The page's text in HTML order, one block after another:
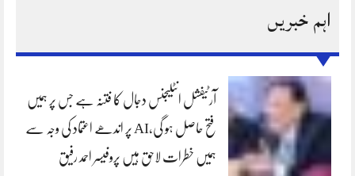
اہم خبریں
آرٹیفشل انٹلیجنس دجال کا فتنہ ہے جس پر ہمیں
فتح حاصل ہو گی،AI پر اندھے اعتماد کی وجہ سے
ہمیں خطرات لاحق ہیں پروفیسر احمد رفیق